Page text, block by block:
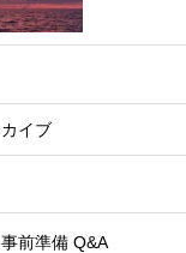
事前準備 Q&A